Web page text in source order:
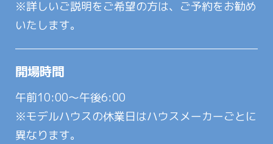
※詳しいご説明をご希望の方は、ご予約をお勧め
いたします。
開場時間
午前10:00～午後6:00
※モデルハウスの休業日はハウスメーカーごとに
異なります。